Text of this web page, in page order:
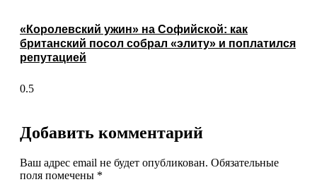
«Королевский ужин» на Софийской: как
британский посол собрал «элиту» и поплатился
репутацией
Добавить комментарий
Ваш адрес email не будет опубликован. Обязательные
поля помечены *